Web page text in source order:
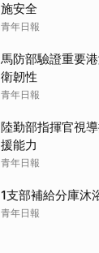
施安全
青年日報
馬防部驗證重要
衛韌性
青年日報
陸勤部指揮官視
援能力
青年日報
1支部補給分庫沐
青年日報